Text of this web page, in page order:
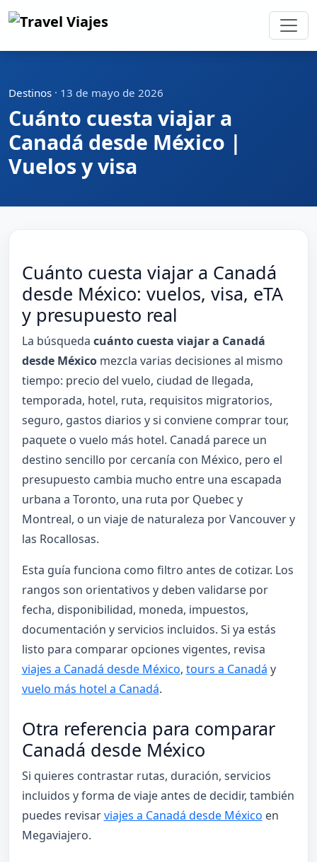
Destinos · 13 de mayo de 2026
Cuánto cuesta viajar a
Canadá desde México |
Vuelos y visa
Cuánto cuesta viajar a Canadá
desde México: vuelos, visa, eTA
y presupuesto real
La búsqueda cuánto cuesta viajar a Canadá
desde Méxicomezcla varias decisiones al mismo
tiempo: precio del vuelo, ciudad de llegada,
temporada, hotel, ruta, requisitos migratorios,
seguro, gastos diarios y si conviene comprar tour,
paquete o vuelo más hotel. Canadá parece un
destino sencillo por cercanía con México, pero el
presupuesto cambia mucho entre una escapada
urbana a Toronto, una ruta por Quebec y
Montreal, o un viaje de naturaleza por Vancouver y
las Rocallosas.
Esta guía funciona como filtro antes de cotizar. Los
rangos son orientativos y deben validarse por
fecha, disponibilidad, moneda, impuestos,
documentación y servicios incluidos. Si ya estás
listo para comparar opciones vigentes, revisa
viajes a Canadá desde México, tours a Canadá y
vuelo más hotel a Canadá.
Otra referencia para comparar
Canadá desde México
Si quieres contrastar rutas, duración, servicios
incluidos y forma de viaje antes de decidir, también
puedes revisarviajes a Canadá desde México en
Megaviajero.